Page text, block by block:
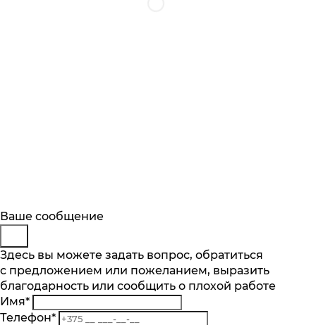
Описание
Отзывы
Основные характеристики
Максимальный объём, л
1.7
Мощность, Вт
Будьте в курсе
Подпишитесь на последние обновления
и узнавайте о новинках и специальных
предложениях первыми
Подписаться
Заказ обратного звонка
Представьтесь
Телефон*
Комментарий
Ваше сообщение
Здесь вы можете задать вопрос, обратиться
с предложением или пожеланием, выразить
благодарность или сообщить о плохой работе
Имя*
Телефон*